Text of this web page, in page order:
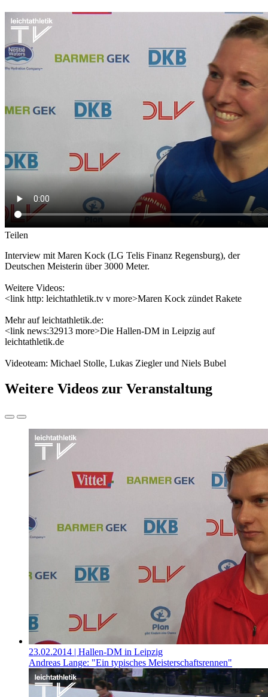
Teilen
Interview mit Maren Kock (LG Telis Finanz Regensburg), der
Deutschen Meisterin über 3000 Meter.
Weitere Videos:
<link http: leichtathletik.tv v more>Maren Kock zündet Rakete
Mehr auf leichtathletik.de:
<link news:32913 more>Die Hallen-DM in Leipzig auf
leichtathletik.de
Videoteam: Michael Stolle, Lukas Ziegler und Niels Bubel
Weitere Videos zur Veranstaltung
23.02.2014 | Hallen-DM in Leipzig
Andreas Lange: "Ein typisches Meisterschaftsrennen"